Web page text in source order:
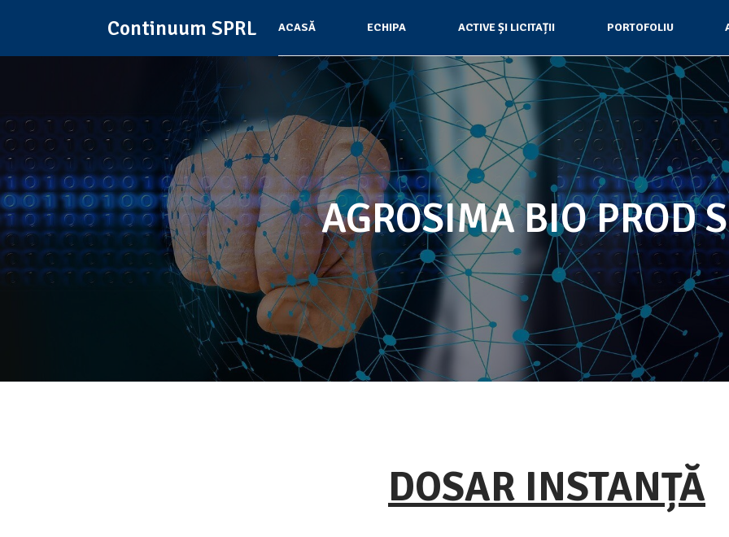
Continuum SPRL ACASĂ ECHIPA ACTIVE ȘI LICITAȚII PORTOFOLIU
AGROSIMA BIO PROD
DOSAR INSTANȚĂ